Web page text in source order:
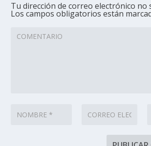
Tu dirección de correo electrónico no
Los campos obligatorios están